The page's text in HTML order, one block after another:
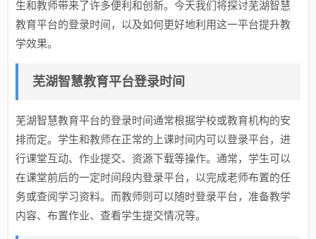
生和教师带来了许多便利和创新。今天我们将探讨芜湖智慧
教育平台的登录时间，以及如何更好地利用这一平台提升教
学效果。
芜湖智慧教育平台登录时间
芜湖智慧教育平台的登录时间通常根据学校或教育机构的安
排而定。学生和教师在正常的上课时间内可以登录平台，进
行课堂互动、作业提交、资源下载等操作。通常，学生可以
在课堂前后的一定时间段内登录平台，以完成老师布置的任
务或查阅学习资料。而教师则可以随时登录平台，准备教学
内容、布置作业、查看学生提交情况等。